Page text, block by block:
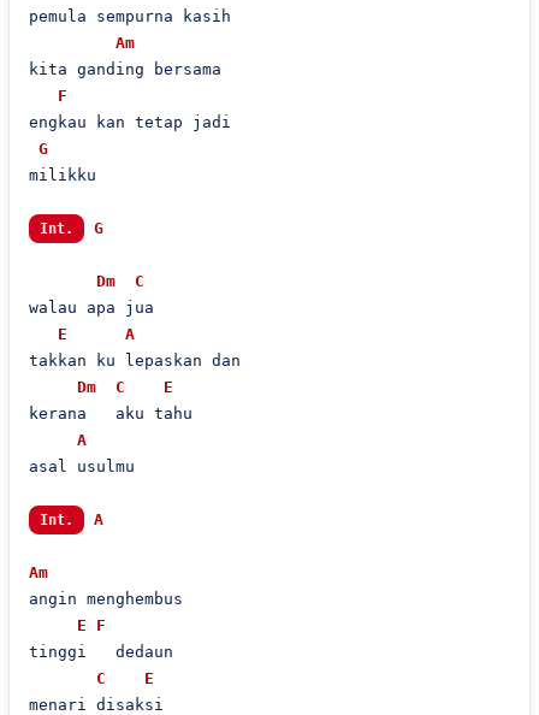
pemula sempurna kasih
Am
kita ganding bersama
F
engkau kan tetap jadi
G
milikku
Int. G
Dm
C
walau apa jua
E
A
takkan ku lepaskan dan
Dm
C
E
kerana   aku tahu
A
asal usulmu
Int. A
Am
angin menghembus
E
F
tinggi   dedaun
C
E
menari disaksi